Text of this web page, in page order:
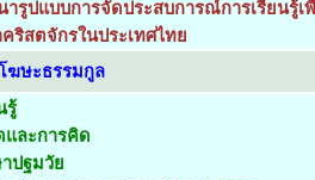
รูปแบบการจัดประสบการณ์การเรียนรู้เ
ริสตจักรในประเทศไทย
ฆษะธรรมกูล
รู้
และการคิด
ปฐมวัย